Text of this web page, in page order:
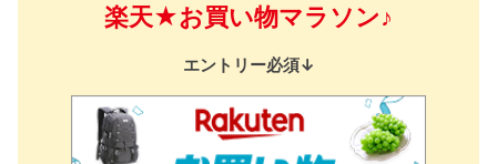
楽天★お買い物マラソン♪
エントリー必須↓